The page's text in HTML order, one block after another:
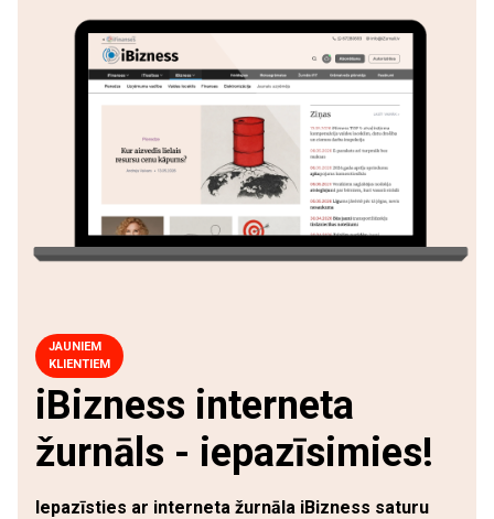
JAUNIEM
KLIENTIEM
iBizness interneta
žurnāls - iepazīsimies!
Iepazīsties ar interneta žurnāla iBizness saturu